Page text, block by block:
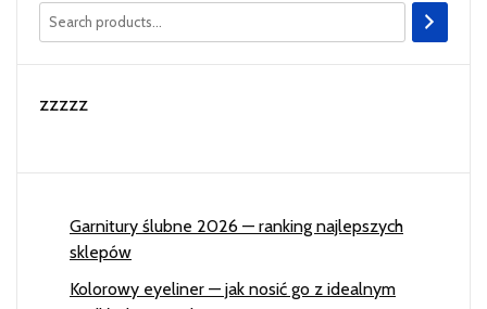
zzzzz
Garnitury ślubne 2026 — ranking najlepszych
sklepów
Kolorowy eyeliner — jak nosić go z idealnym